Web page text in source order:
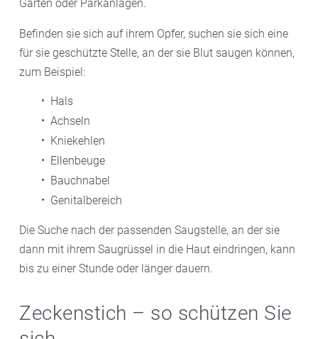
Gärten oder Parkanlagen.
Befinden sie sich auf ihrem Opfer, suchen sie sich eine
für sie geschützte Stelle, an der sie Blut saugen können,
zum Beispiel:
Hals
Achseln
Kniekehlen
Ellenbeuge
Bauchnabel
Genitalbereich
Die Suche nach der passenden Saugstelle, an der sie
dann mit ihrem Saugrüssel in die Haut eindringen, kann
bis zu einer Stunde oder länger dauern.
Zeckenstich – so schützen Sie